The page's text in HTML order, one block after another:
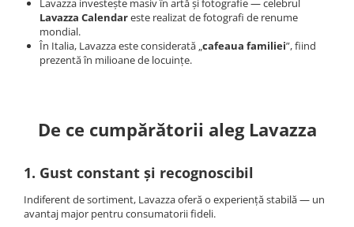
Lavazza investește masiv în artă și fotografie — celebrul
Lavazza Calendareste realizat de fotografi de renume
mondial.
În Italia, Lavazza este considerată „cafeaua familiei”, fiind
prezentă în milioane de locuințe.
De ce cumpărătorii aleg Lavazza
1. Gust constant și recognoscibil
Indiferent de sortiment, Lavazza oferă o experiență stabilă — un
avantaj major pentru consumatorii fideli.